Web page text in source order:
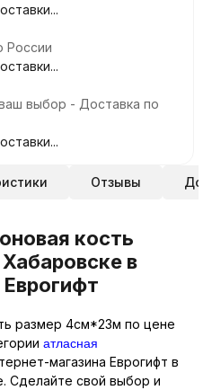
России
выбор - Доставка по
Отзывы
кость
в
размер 4см*23м по цене
атласная
магазина Еврогифт в
Сделайте свой выбор и